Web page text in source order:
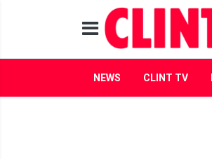
NEWS CLINT TV